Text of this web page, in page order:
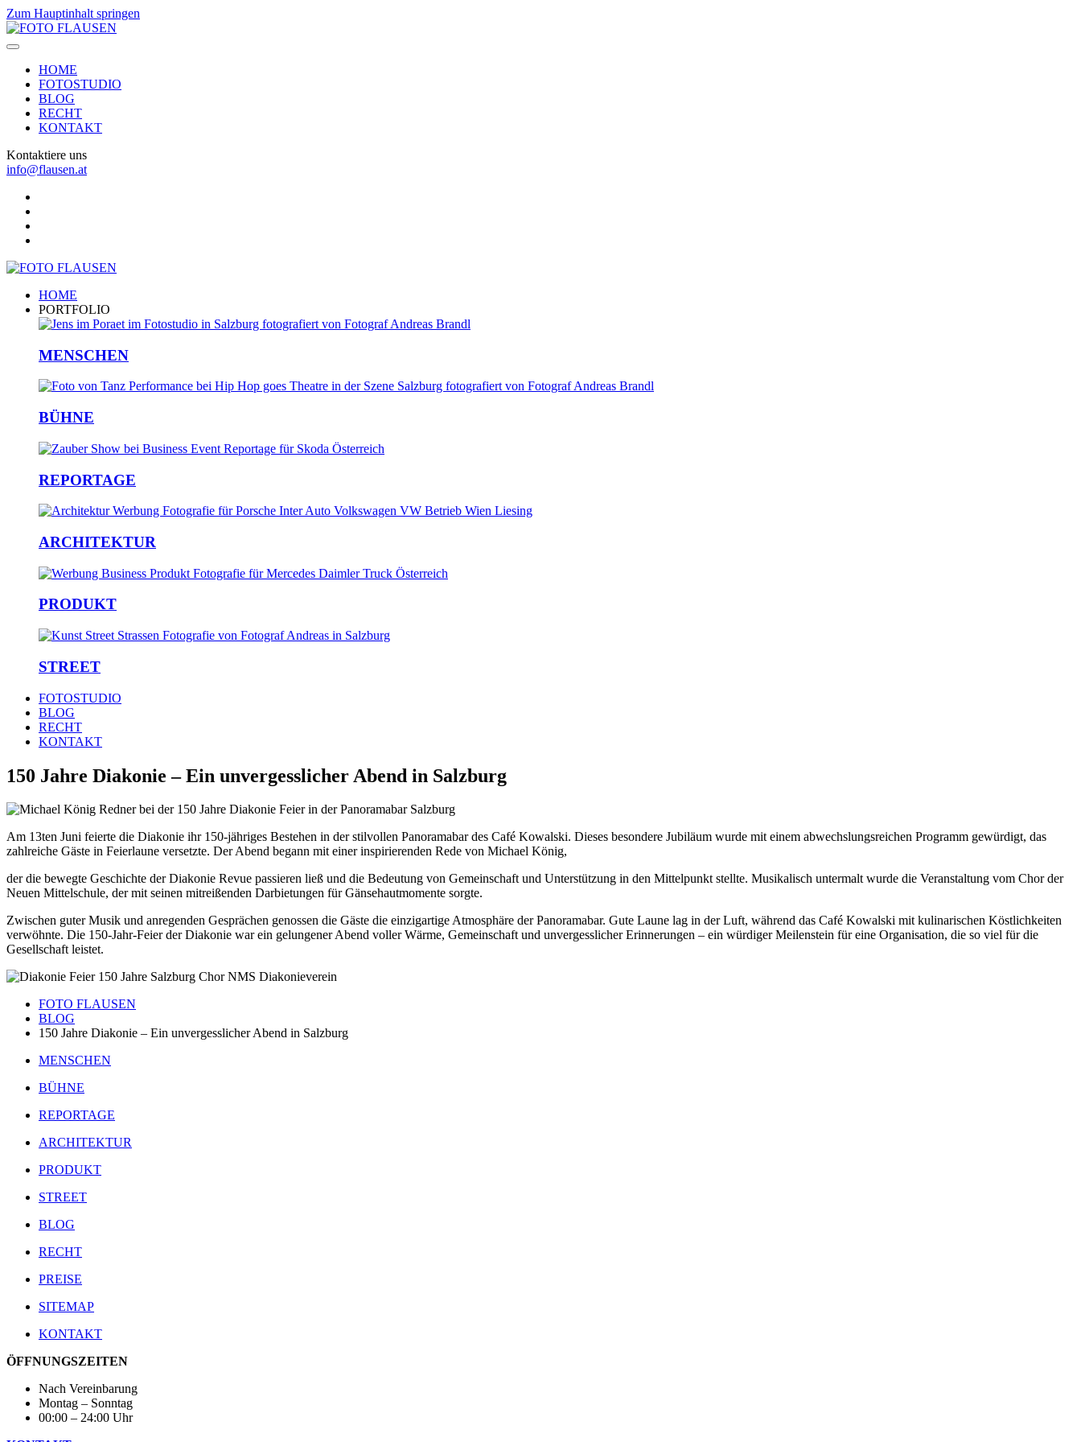
Zum Hauptinhalt springen
HOME
FOTOSTUDIO
BLOG
RECHT
KONTAKT
Kontaktiere uns
info@flausen.at
HOME
PORTFOLIO
MENSCHEN
BÜHNE
REPORTAGE
ARCHITEKTUR
PRODUKT
STREET
FOTOSTUDIO
BLOG
RECHT
KONTAKT
150 Jahre Diakonie – Ein unvergesslicher Abend in Salzburg
Am 13ten Juni feierte die Diakonie ihr 150-jähriges Bestehen in der stilvollen Panoramabar des Café Kowalski. Dieses besondere Jubiläum wurde mit einem abwechslungsreichen Programm gewürdigt, das
zahlreiche Gäste in Feierlaune versetzte. Der Abend begann mit einer inspirierenden Rede von Michael König,
der die bewegte Geschichte der Diakonie Revue passieren ließ und die Bedeutung von Gemeinschaft und Unterstützung in den Mittelpunkt stellte. Musikalisch untermalt wurde die Veranstaltung vom Chor der
Neuen Mittelschule, der mit seinen mitreißenden Darbietungen für Gänsehautmomente sorgte.
Zwischen guter Musik und anregenden Gesprächen genossen die Gäste die einzigartige Atmosphäre der Panoramabar. Gute Laune lag in der Luft, während das Café Kowalski mit kulinarischen Köstlichkeiten
verwöhnte. Die 150-Jahr-Feier der Diakonie war ein gelungener Abend voller Wärme, Gemeinschaft und unvergesslicher Erinnerungen – ein würdiger Meilenstein für eine Organisation, die so viel für die
Gesellschaft leistet.
FOTO FLAUSEN
BLOG
150 Jahre Diakonie – Ein unvergesslicher Abend in Salzburg
MENSCHEN
BÜHNE
REPORTAGE
ARCHITEKTUR
PRODUKT
STREET
BLOG
RECHT
PREISE
SITEMAP
KONTAKT
ÖFFNUNGSZEITEN
Nach Vereinbarung
Montag – Sonntag
00:00 – 24:00 Uhr